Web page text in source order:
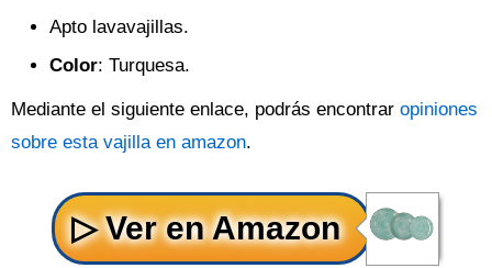
Apto lavavajillas.
Color: Turquesa.
Mediante el siguiente enlace, podrás encontrar opiniones
sobre esta vajilla en amazon.